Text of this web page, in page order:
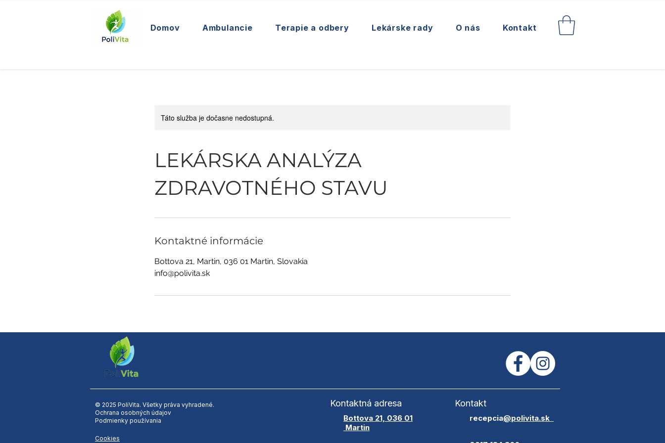
Domov Ambulancie Terapie a odbery Lekárske rady O nás Kontakt
Táto služba je dočasne nedostupná.
LEKÁRSKA ANALÝZA
ZDRAVOTNÉHO STAVU
Kontaktné informácie
Bottova 21, Martin, 036 01 Martin, Slovakia
info@polivita.sk
© 2025 PoliVita. Všetky práva vyhradené.
Ochrana osobných údajov
Podmienky používania
Cookies
Kontaktná adresa
Bottova 21, 036 01
Martin
Kontakt
​recepcia@polivita.sk